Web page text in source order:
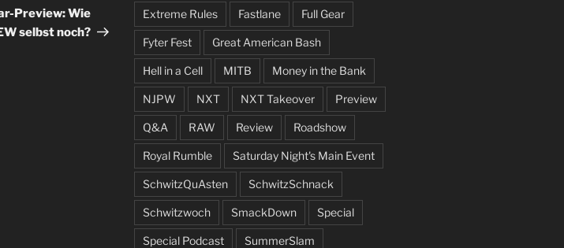
Beitrag
Preview: Wie
selbst noch?
Extreme Rules Fastlane Full Gear
Fyter Fest Great American Bash
Hell in a Cell MITB Money in the Bank
NJPW NXT NXT Takeover Preview
Q&A RAW Review Roadshow
Royal Rumble Saturday Night's Main Event
SchwitzQuAsten SchwitzSchnack
Schwitzwoch SmackDown Special
Special Podcast SummerSlam